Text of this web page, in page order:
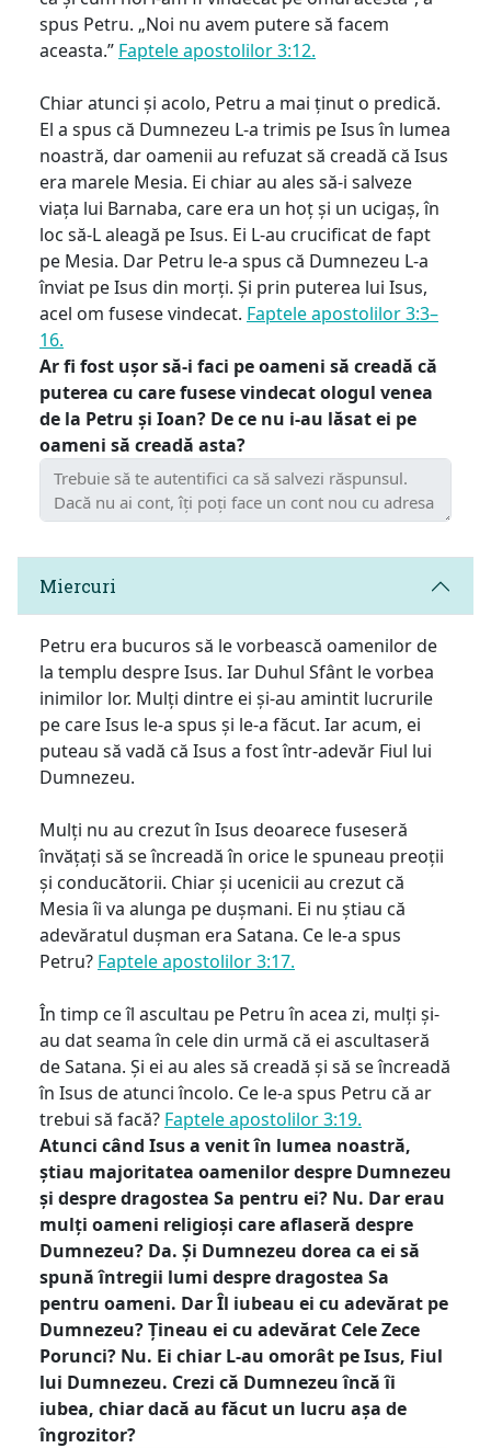
spus Petru. „Noi nu avem putere să facem
aceasta.” Faptele apostolilor 3:12.
Chiar atunci și acolo, Petru a mai ținut o predică.
El a spus că Dumnezeu L-a trimis pe Isus în lumea
noastră, dar oamenii au refuzat să creadă că Isus
era marele Mesia. Ei chiar au ales să-i salveze
viața lui Barnaba, care era un hoț și un ucigaș, în
loc să-L aleagă pe Isus. Ei L-au crucificat de fapt
pe Mesia. Dar Petru le-a spus că Dumnezeu L-a
înviat pe Isus din morți. Și prin puterea lui Isus,
acel om fusese vindecat. Faptele apostolilor 3:3–
16.
Ar fi fost ușor să-i faci pe oameni să creadă că
puterea cu care fusese vindecat ologul venea
de la Petru și Ioan? De ce nu i-au lăsat ei pe
oameni să creadă asta?
Miercuri
Petru era bucuros să le vorbească oamenilor de
la templu despre Isus. Iar Duhul Sfânt le vorbea
inimilor lor. Mulți dintre ei și-au amintit lucrurile
pe care Isus le-a spus și le-a făcut. Iar acum, ei
puteau să vadă că Isus a fost într-adevăr Fiul lui
Dumnezeu.
Mulți nu au crezut în Isus deoarece fuseseră
învățați să se încreadă în orice le spuneau preoții
și conducătorii. Chiar și ucenicii au crezut că
Mesia îi va alunga pe dușmani. Ei nu știau că
adevăratul dușman era Satana. Ce le-a spus
Petru? Faptele apostolilor 3:17.
În timp ce îl ascultau pe Petru în acea zi, mulți și-
au dat seama în cele din urmă că ei ascultaseră
de Satana. Și ei au ales să creadă și să se încreadă
în Isus de atunci încolo. Ce le-a spus Petru că ar
trebui să facă? Faptele apostolilor 3:19.
Atunci când Isus a venit în lumea noastră,
știau majoritatea oamenilor despre Dumnezeu
și despre dragostea Sa pentru ei? Nu. Dar erau
mulți oameni religioși care aflaseră despre
Dumnezeu? Da. Și Dumnezeu dorea ca ei să
spună întregii lumi despre dragostea Sa
pentru oameni. Dar Îl iubeau ei cu adevărat pe
Dumnezeu? Țineau ei cu adevărat Cele Zece
Porunci? Nu. Ei chiar L-au omorât pe Isus, Fiul
lui Dumnezeu. Crezi că Dumnezeu încă îi
iubea, chiar dacă au făcut un lucru așa de
îngrozitor?